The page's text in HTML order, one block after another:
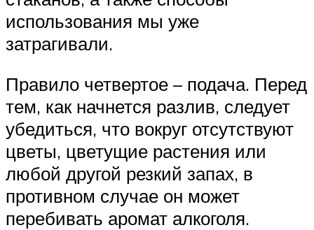
использования мы уже
затрагивали.
Правило четвертое – подача. Перед
тем, как начнется разлив, следует
убедиться, что вокруг отсутствуют
цветы, цветущие растения или
любой другой резкий запах, в
противном случае он может
перебивать аромат алкоголя.